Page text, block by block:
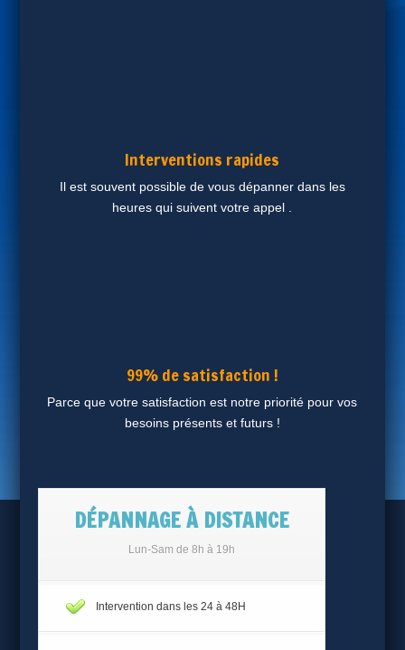
Interventions rapides
Il est souvent possible de vous dépanner dans les
heures qui suivent votre appel .
99% de satisfaction !
Parce que votre satisfaction est notre priorité pour vos
besoins présents et futurs !
DÉPANNAGE À DISTANCE
Lun-Sam de 8h à 19h
Intervention dans les 24 à 48H